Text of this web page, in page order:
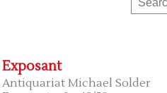
Exposant
Antiquariat Michael Solder